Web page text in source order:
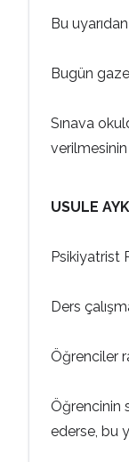
Bu
Bugün
Sınava
USULE
Psikiyatrist
Ders
Öğrenciler
Öğrencinin
ederse, bu